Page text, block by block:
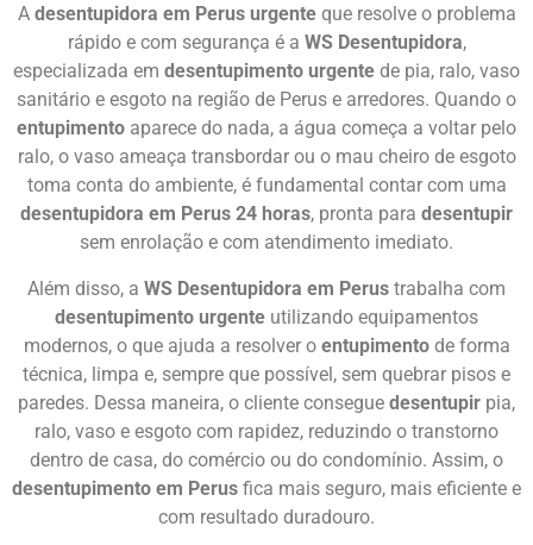
A desentupidora em Perus urgenteque resolve o problema
rápido e com segurança é a WS Desentupidora,
especializada em desentupimento urgente de pia, ralo, vaso
sanitário e esgoto na região de Perus e arredores. Quando o
entupimento aparece do nada, a água começa a voltar pelo
ralo, o vaso ameaça transbordar ou o mau cheiro de esgoto
toma conta do ambiente, é fundamental contar com uma
desentupidora em Perus 24 horas, pronta para desentupir
sem enrolação e com atendimento imediato.
Além disso, a WS Desentupidora em Perus trabalha com
desentupimento urgente utilizando equipamentos
modernos, o que ajuda a resolver o entupimentode forma
técnica, limpa e, sempre que possível, sem quebrar pisos e
paredes. Dessa maneira, o cliente consegue desentupir pia,
ralo, vaso e esgoto com rapidez, reduzindo o transtorno
dentro de casa, do comércio ou do condomínio. Assim, o
desentupimento em Perus fica mais seguro, mais eficiente e
com resultado duradouro.